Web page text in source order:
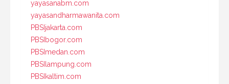
yayasanabm.com
yayasandharmawanita.com
PBSIjakarta.com
PBSIbogor.com
PBSImedan.com
PBSIlampung.com
PBSIkaltim.com